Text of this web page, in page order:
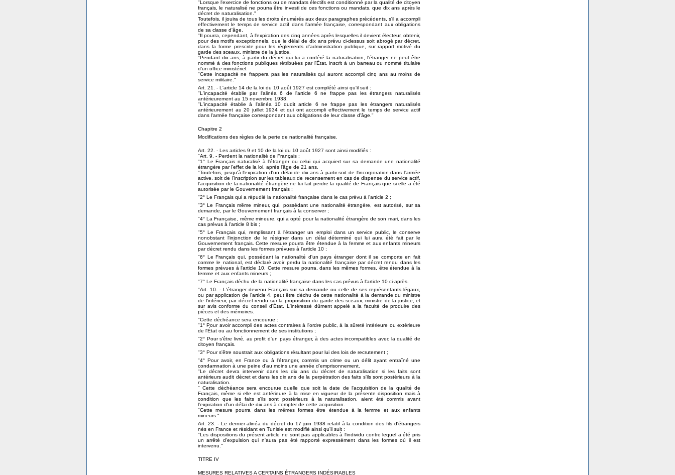
"Lorsque l'exercice de fonctions ou de mandats électifs est conditionné par la qualité de citoyen
français, le naturalisé ne pourra être investi de ces fonctions ou mandats, que dix ans après le
décret de naturalisation."
Toutefois, il jouira de tous les droits énumérés aux deux paragraphes précédents, s'il a accompli
effectivement le temps de service actif dans l'armée française, correspondant aux obligations
de sa classe d'âge.
"Il pourra, cependant, à l'expiration des cinq années après lesquelles il devient électeur, obtenir,
pour des motifs exceptionnels, que le délai de dix ans prévu ci-dessus soit abrogé par décret,
dans la forme prescrite pour les règlements d'administration publique, sur rapport motivé du
garde des sceaux, ministre de la justice.
"Pendant dix ans, à partir du décret qui lui a conféré la naturalisation, l'étranger ne peut être
nommé à des fonctions publiques rétribuées par l'État, inscrit à un barreau ou nommé titulaire
d'un office ministériel.
"Cette incapacité ne frappera pas les naturalisés qui auront accompli cinq ans au moins de
service militaire."
Art. 21. - L'article 14 de la loi du 10 août 1927 est complété ainsi qu'il suit :
"L'incapacité établie par l'alinéa 6 de l'article 6 ne frappe pas les étrangers naturalisés
antérieurement au 15 novembre 1938.
"L'incapacité établie à l'alinéa 10 dudit article 6 ne frappe pas les étrangers naturalisés
antérieurement au 20 juillet 1934 et qui ont accompli effectivement le temps de service actif
dans l'armée française correspondant aux obligations de leur classe d'âge."
Chapitre 2
Modifications des règles de la perte de nationalité française.
Art. 22. - Les articles 9 et 10 de la loi du 10 août 1927 sont ainsi modifiés :
"Art. 9. - Perdent la nationalité de Français :
"1° Le Français naturalisé à l'étranger ou celui qui acquiert sur sa demande une nationalité
étrangère par l'effet de la loi, après l'âge de 21 ans.
"Toutefois, jusqu'à l'expiration d'un délai de dix ans à partir soit de l'incorporation dans l'armée
active, soit de l'inscription sur les tableaux de recensement en cas de dispense du service actif,
l'acquisition de la nationalité étrangère ne lui fait perdre la qualité de Français que si elle a été
autorisée par le Gouvernement français ;
"2° Le Français qui a répudié la nationalité française dans le cas prévu à l'article 2 ;
"3° Le Français même mineur, qui, possédant une nationalité étrangère, est autorisé, sur sa
demande, par le Gouvernement français à la conserver ;
"4° La Française, même mineure, qui a opté pour la nationalité étrangère de son mari, dans les
cas prévus à l'article 8 bis ;
"5° Le Français qui, remplissant à l'étranger un emploi dans un service public, le conserve
nonobstant l'injonction de le résigner dans un délai déterminé qui lui aura été fait par le
Gouvernement français. Cette mesure pourra être étendue à la femme et aux enfants mineurs
par décret rendu dans les formes prévues à l'article 10 ;
"6° Le Français qui, possédant la nationalité d'un pays étranger dont il se comporte en fait
comme le national, est déclaré avoir perdu la nationalité française par décret rendu dans les
formes prévues à l'article 10. Cette mesure pourra, dans les mêmes formes, être étendue à la
femme et aux enfants mineurs ;
"7° Le Français déchu de la nationalité française dans les cas prévus à l'article 10 ci-après.
"Art. 10. - L'étranger devenu Français sur sa demande ou celle de ses représentants légaux,
ou par application de l'article 4, peut être déchu de cette nationalité à la demande du ministre
de l'intérieur, par décret rendu sur la proposition du garde des sceaux, ministre de la justice, et
sur avis conforme du conseil d'État. L'intéressé dûment appelé a la faculté de produire des
pièces et des mémoires.
"Cette déchéance sera encourue :
"1° Pour avoir accompli des actes contraires à l'ordre public, à la sûreté intérieure ou extérieure
de l'État ou au fonctionnement de ses institutions ;
"2° Pour s'être livré, au profit d'un pays étranger, à des actes incompatibles avec la qualité de
citoyen français.
"3° Pour s'être soustrait aux obligations résultant pour lui des lois de recrutement ;
"4° Pour avoir, en France ou à l'étranger, commis un crime ou un délit ayant entraîné une
condamnation à une peine d'au moins une année d'emprisonnement.
"Le décret devra intervenir dans les dix ans du décret de naturalisation si les faits sont
antérieurs audit décret et dans les dix ans de la perpétration des faits s'ils sont postérieurs à la
naturalisation.
" Cette déchéance sera encourue quelle que soit la date de l'acquisition de la qualité de
Français, même si elle est antérieure à la mise en vigueur de la présente disposition mais à
condition que les faits s'ils sont postérieurs à la naturalisation, aient été commis avant
l'expiration d'un délai de dix ans à compter de cette acquisition.
"Cette mesure pourra dans les mêmes formes être étendue à la femme et aux enfants
mineurs."
Art. 23. - Le dernier alinéa du décret du 17 juin 1938 relatif à la condition des fils d'étrangers
nés en France et résidant en Tunisie est modifié ainsi qu'il suit :
"Les dispositions du présent article ne sont pas applica­bles à l'individu contre lequel a été pris
un arrêté d'expulsion qui n'aura pas été rapporté expressément dans les formes où il est
intervenu."
TITRE IV
MESURES RELATIVES A CERTAINS ÉTRANGERS INDÉSIRABLES